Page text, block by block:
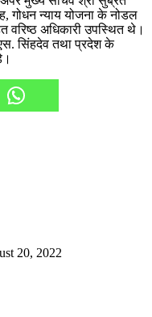
गोधन न्याय योजना के नोडल
वरिष्ठ अधिकारी उपस्थित थे।
सिंहदेव तथा प्रदेश के
20, 2022